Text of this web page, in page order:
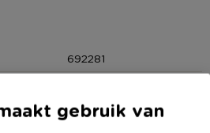
gebruik van
een koptelefoon in de kleur die jij
692281
Zwart